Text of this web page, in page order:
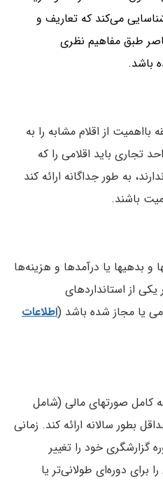
می‌کند که تعاریف و
طبق مفاهیم نظری
از اقلام مشابه را به
تجاری باید اقلامی را که
به طور جداگانه ارائه کند
باشند.
و بدهیها یا درآمدها و هزینه‌ها
از استانداردهای
یا مجاز شده باشد (اطلاعات
صورتهای مالی (شامل
بطور سالانه ارائه کند. زمانی
خود را تغییر
دوره‌ای طولانی‌تر یا